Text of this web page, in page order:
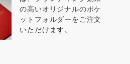
の高いオリジナルのポケ
ットフォルダーをご注文
いただけます。